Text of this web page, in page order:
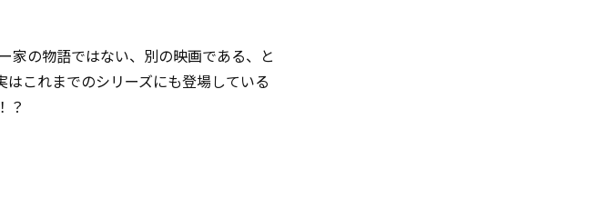
家の物語ではない、別の映画である、と
これまでのシリーズにも登場している
？